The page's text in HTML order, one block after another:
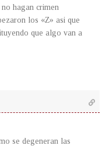
hagan crimen
los «Z» asi que
que algo van a
se degeneran las